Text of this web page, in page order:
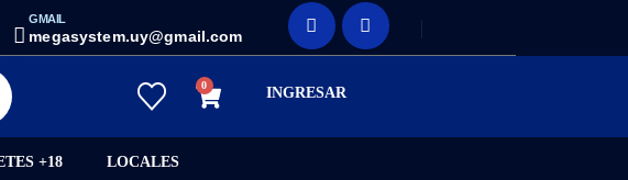
GMAIL
megasystem.uy@gmail.com
0 INGRESAR
+18 LOCALES